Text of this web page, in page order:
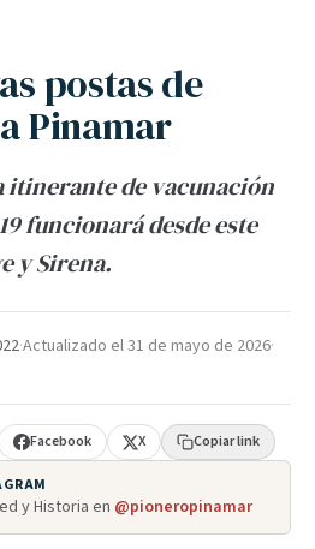
postas de
Pinamar
itinerante de vacunación
funcionará desde este
y Sirena.
·Actualizado el31 de mayo de 2026·
Facebook X Copiar link
y Historia en @pioneropinamar